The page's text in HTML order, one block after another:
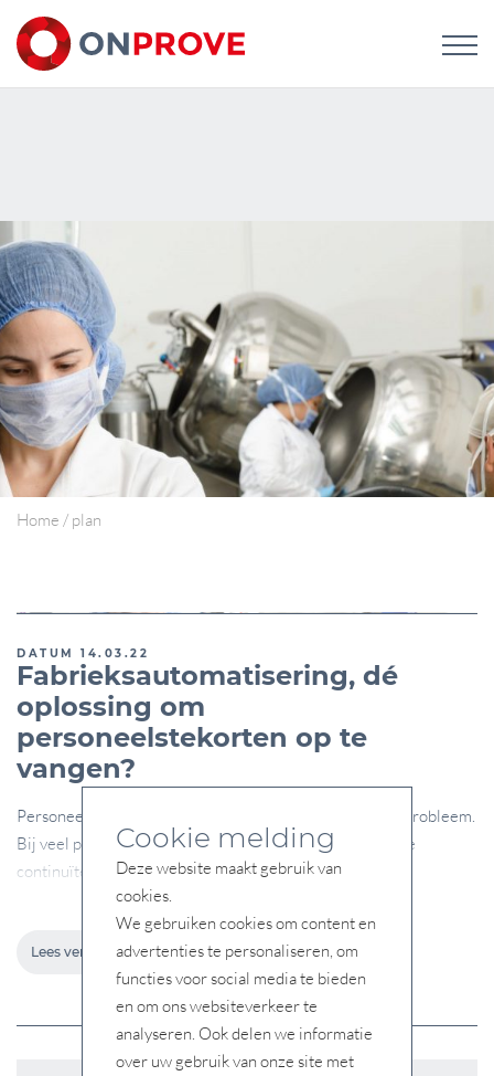
Home / plan
DATUM 14.03.22
Fabrieksautomatisering, dé
oplossing om
personeelstekorten op te
vangen?
Personeelsbeschikbaarheid is op dit moment een groot probleem.
Bij veel producenten in de food industrie kan hierdoor de
continuïteit en...
Lees verder
Cookie melding
Deze website maakt gebruik van
cookies.
We gebruiken cookies om content en
advertenties te personaliseren, om
functies voor social media te bieden
en om ons websiteverkeer te
analyseren. Ook delen we informatie
over uw gebruik van onze site met